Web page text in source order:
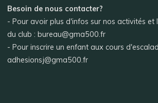
Besoin de nous contacter?
- Pour avoir plus d'infos sur nos activités et
du club : bureau@gma500.fr
- Pour inscrire un enfant aux cours
adhesionsj@gma500.fr